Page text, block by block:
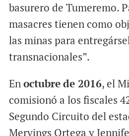
basurero de Tumeremo.
masacres tienen como
las minas para
transnacionales”.
Enoctubrede 2016, el
comisionó a los fiscales
Segundo Circuito del
Mervings Ortega y